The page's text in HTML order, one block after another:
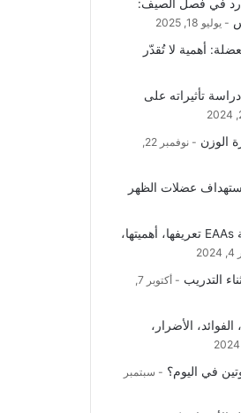
T
u
b
e
ق
ر
ا
ا
ل
م
ع
R
في فصل الصيف:
يوليو 18, 2025
أهمية لا تُقدّر
تأثيراته على
الوزن
نوفمبر 22,
عضلات الظهر
الأحماض الأمينية الأساسية EAAs تعريفها، أهميتها،
أكتوبر 7,
الأضرار،
في اليوم؟
سبتمبر